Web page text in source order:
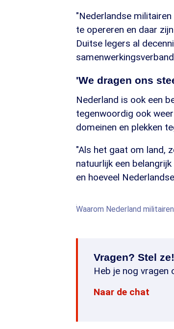
"Nederlandse
te opereren en daar
Duitse legers al
'We dragen ons
Nederland is ook een
tegenwoordig ook
domeinen en plekken
"Als het gaat om land,
natuurlijk een
en hoeveel
Waarom Nederland
Vragen? Stel ze!
Heb je nog vragen
Naar de chat